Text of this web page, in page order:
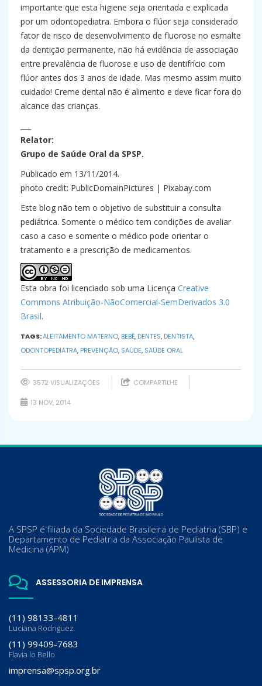
importante que esta higiene seja orientada e explicada
por um odontopediatra. Embora o flúor seja considerado
fator de risco de desenvolvimento de fluorose no esmalte
da dentição permanente, não há evidência de associação
entre prevalência de fluorose e uso de dentifrício com
flúor antes dos 3 anos de idade. Mas mesmo assim muito
cuidado! Creme dental não é alimento e deve ficar fora do
alcance das crianças.
Relator:
Grupo de Saúde Oral da SPSP.
Publicado em 13/11/2014.
photo credit: PublicDomainPictures | Pixabay.com
Este blog não tem o objetivo de substituir a consulta
pediátrica. Somente o médico tem condições de avaliar
caso a caso e somente o médico pode orientar o
tratamento e a prescrição de medicamentos.
Esta obra foi licenciado sob uma Licença Creative
Commons Atribuição-NãoComercial-SemDerivados 3.0
Brasil.
TAGS:ALEITAMENTO MATERNO, BEBÊ, DENTES, DENTISTA,
ODONTOPEDIATRA, PREVENÇÃO, SAÚDE, SAÚDE ORAL
3572 VISUALIZAÇÕES COMPARTILHE
13 NOV, 2014
A SPSP é filiada da Sociedade Brasileira de Pediatria (SBP) e
Departamento de Pediatria da Associação Paulista de
Medicina (APM)
ASSESSORIA DE IMPRENSA
(11) 98133-4811
Luciana Rodriguez
(11) 99409-7683
Flavia lo Bello
imprensa@spsp.org.br